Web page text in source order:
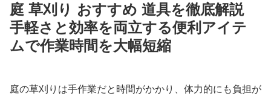
庭 草刈り おすすめ 道具を徹底解説
手軽さと効率を両立する便利アイテ
ムで作業時間を大幅短縮
庭の草刈りは手作業だと時間がかかり、体力的にも負担が